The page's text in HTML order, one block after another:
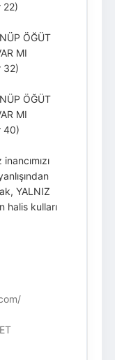
22)
ÖĞÜT
MI
32)
ÖĞÜT
MI
40)
YALNIZ
halis kulları